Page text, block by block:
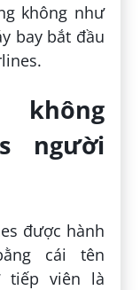
không như
bay bắt đầu
không
người
được hành
cái tên
tiếp viên là